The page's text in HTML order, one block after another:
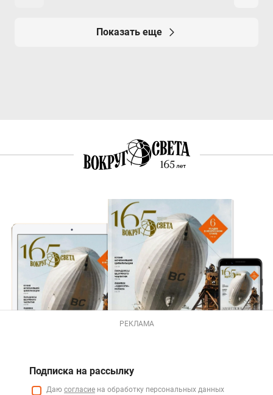
Показать еще
РЕКЛАМА
Подписка на рассылку
Даю согласие на обработку персональных данных